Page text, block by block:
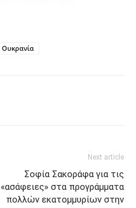
Ουκρανία
Next article
Σοφία Σακοράφα για τις
«ασάφειες» στα προγράμματα
πολλών εκατομμυρίων στην